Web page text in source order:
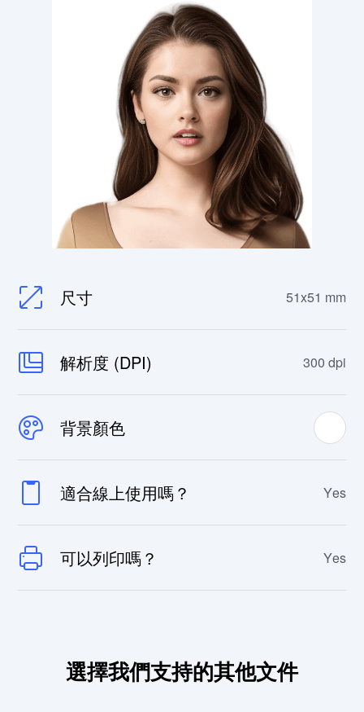
尺寸 51x51 mm
解析度 (DPI) 300 dpi
背景顏色
適合線上使用嗎？ Yes
可以列印嗎？ Yes
選擇我們支持的其他文件